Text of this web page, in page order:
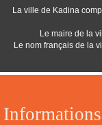
Informations
La ville de Kadina
Le maire de la
Le nom français de la